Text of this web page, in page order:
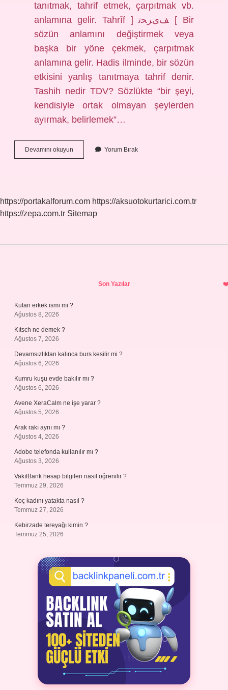
tanıtmak, tahrif etmek, çarpıtmak vb.
anlamına gelir. Tahrîf ] ﻒیﺮﺤﺗ [ Bir
sözün anlamını değiştirmek veya
başka bir yöne çekmek, çarpıtmak
anlamına gelir. Hadis ilminde, bir sözün
etkisini yanlış tanıtmaya tahrif denir.
Tashih nedir TDV? Sözlükte “bir şeyi,
kendisiyle ortak olmayan şeylerden
ayırmak, belirlemek”…
Devamını okuyun
Ne
Yorum Bırak
https://portakalforum.com https://aksuotokurtarici.com.tr
https://zepa.com.tr Sitemap
Son Yazılar
Kutan erkek ismi mi ?
Ağustos 8, 2026
Kıtsch ne demek ?
Ağustos 7, 2026
Devamsızlıktan kalınca burs kesilir mi ?
Ağustos 6, 2026
Kumru kuşu evde bakılır mı ?
Ağustos 6, 2026
Avene XeraCalm ne işe yarar ?
Ağustos 5, 2026
Arak rakı aynı mı ?
Ağustos 4, 2026
Adobe telefonda kullanılır mı ?
Ağustos 3, 2026
VakıfBank hesap bilgileri nasıl öğrenilir ?
Temmuz 29, 2026
Koç kadını yatakta nasıl ?
Temmuz 27, 2026
Kebirzade tereyağı kimin ?
Temmuz 25, 2026